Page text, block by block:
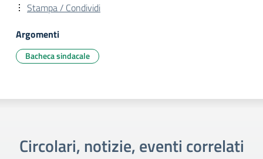
Stampa / Condividi
Argomenti
Bacheca sindacale
Circolari, notizie, eventi correlati